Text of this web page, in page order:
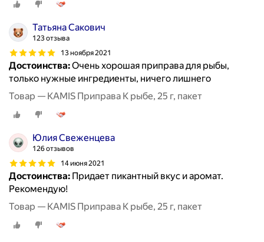
Татьяна Сакович
123 отзыва
13 ноября 2021
Достоинства:Очень хорошая приправа для рыбы,
только нужные ингредиенты, ничего лишнего
Товар — KAMIS Приправа К рыбе, 25 г, пакет
Юлия Свеженцева
126 отзывов
14 июня 2021
Достоинства: Придает пикантный вкус и аромат.
Рекомендую!
Товар — KAMIS Приправа К рыбе, 25 г, пакет